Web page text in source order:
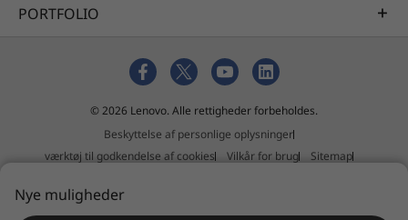
PORTFOLIO
© 2026 Lenovo. Alle rettigheder forbeholdes.
Beskyttelse af personlige oplysninger
værktøj til godkendelse af cookies
Vilkår for brug
Sitemap
Erklæring mod slaveri og menneskehandel
Nye muligheder